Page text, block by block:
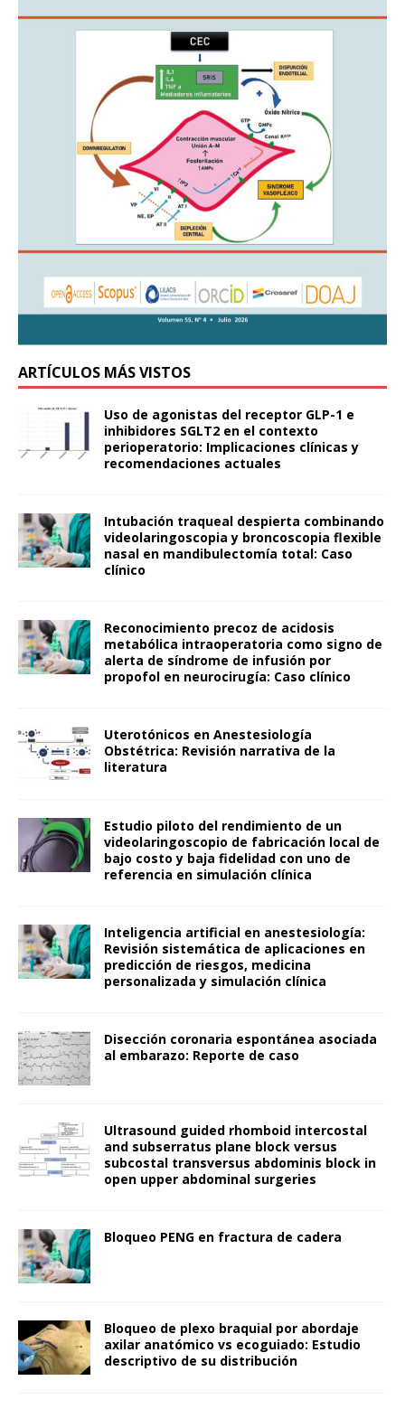
ARTÍCULOS MÁS VISTOS
Uso de agonistas del receptor GLP-1 e
inhibidores SGLT2 en el contexto
perioperatorio: Implicaciones clínicas y
recomendaciones actuales
Intubación traqueal despierta combinando
videolaringoscopia y broncoscopia flexible
nasal en mandibulectomía total: Caso
clínico
Reconocimiento precoz de acidosis
metabólica intraoperatoria como signo de
alerta de síndrome de infusión por
propofol en neurocirugía: Caso clínico
Uterotónicos en Anestesiología
Obstétrica: Revisión narrativa de la
literatura
Estudio piloto del rendimiento de un
videolaringoscopio de fabricación local de
bajo costo y baja fidelidad con uno de
referencia en simulación clínica
Inteligencia artificial en anestesiología:
Revisión sistemática de aplicaciones en
predicción de riesgos, medicina
personalizada y simulación clínica
Disección coronaria espontánea asociada
al embarazo: Reporte de caso
Ultrasound guided rhomboid intercostal
and subserratus plane block versus
subcostal transversus abdominis block in
open upper abdominal surgeries
Bloqueo PENG en fractura de cadera
Bloqueo de plexo braquial por abordaje
axilar anatómico vs ecoguiado: Estudio
descriptivo de su distribución